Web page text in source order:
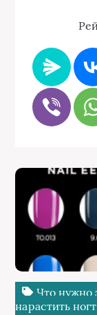
Что нужно
нарастить